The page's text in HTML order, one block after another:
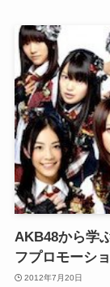
AKB48から学
フプロモーシ
2012年7月20日